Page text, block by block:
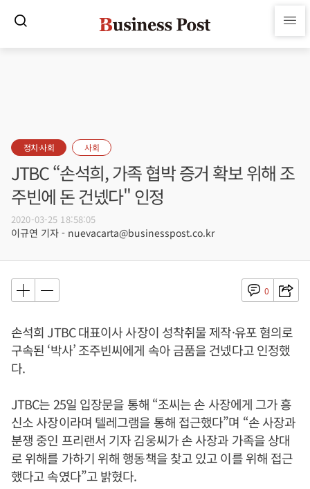
정치·사회 사회
JTBC “손석희, 가족 협박 증거 확보 위해 조
주빈에 돈 건넸다" 인정
2020-03-25 18:58:05
이규연 기자 - nuevacarta@businesspost.co.kr
0
손석희 JTBC 대표이사 사장이 성착취물 제작·유포 혐의로
구속된 ‘박사’ 조주빈씨에게 속아 금품을 건넸다고 인정했
다.
JTBC는 25일 입장문을 통해 “조씨는 손 사장에게 그가 흥
신소 사장이라며 텔레그램을 통해 접근했다”며 “손 사장과
분쟁 중인 프리랜서 기자 김웅씨가 손 사장과 가족을 상대
로 위해를 가하기 위해 행동책을 찾고 있고 이를 위해 접근
했다고 속였다”고 밝혔다.